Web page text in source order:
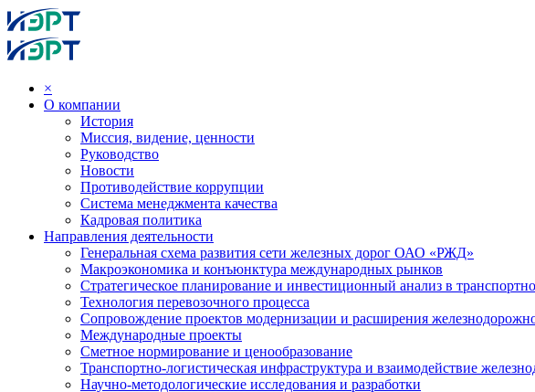
×
О компании
История
Миссия, видение, ценности
Руководство
Новости
Противодействие коррупции
Система менеджмента качества
Кадровая политика
Направления деятельности
Генеральная схема развития сети железных дорог ОАО «РЖД»
Макроэкономика и конъюнктура международных рынков
Стратегическое планирование и инвестиционный анализ в
Технология перевозочного процесса
Сопровождение проектов модернизации и расширения
Международные проекты
Сметное нормирование и ценообразование
Транспортно-логистическая инфраструктура и взаимодействие
Научно-методологические исследования и разработки